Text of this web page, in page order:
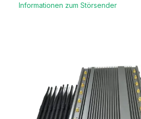
Informationen zum Störsender